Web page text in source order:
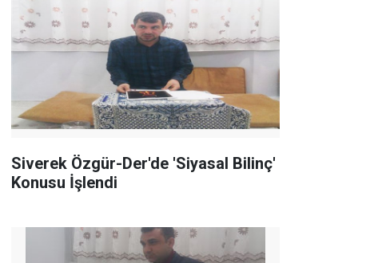
Siverek Özgür-Der'de 'Siyasal Bilinç'
Konusu İşlendi